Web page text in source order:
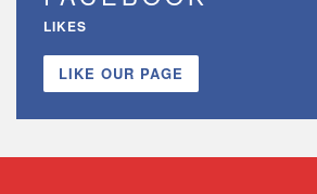
LIKES
LIKE OUR PAGE